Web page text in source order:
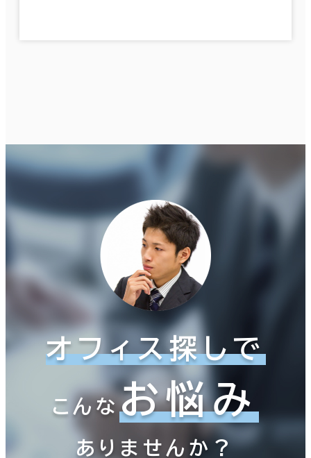
オフィス探しで
こんなお悩み
ありませんか？